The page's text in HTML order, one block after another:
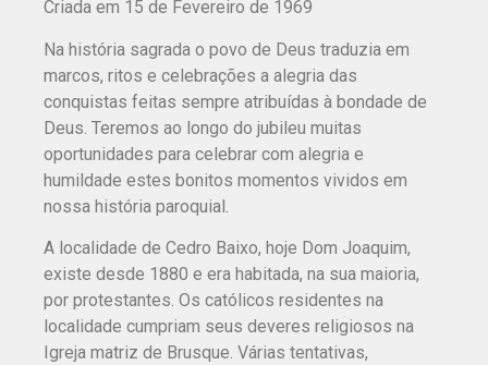
Criada em 15 de Fevereiro de 1969
Na história sagrada o povo de Deus traduzia em
marcos, ritos e celebrações a alegria das
conquistas feitas sempre atribuídas à bondade de
Deus. Teremos ao longo do jubileu muitas
oportunidades para celebrar com alegria e
humildade estes bonitos momentos vividos em
nossa história paroquial.
A localidade de Cedro Baixo, hoje Dom Joaquim,
existe desde 1880 e era habitada, na sua maioria,
por protestantes. Os católicos residentes na
localidade cumpriam seus deveres religiosos na
Igreja matriz de Brusque. Várias tentativas,